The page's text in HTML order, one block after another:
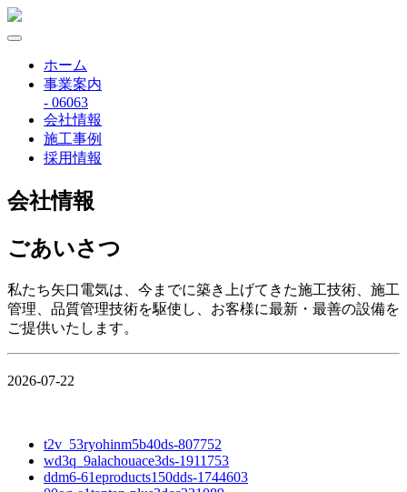
ホーム
事業案内
- 06063
会社情報
施工事例
採用情報
会社情報
ごあいさつ
私たち矢口電気は、今までに築き上げてきた施工技術、施工
管理、品質管理技術を駆使し、お客様に最新・最善の設備を
ご提供いたします。
2026-07-22
t2v_53ryohinm5b40ds-807752
wd3q_9alachouace3ds-1911753
ddm6-61eproducts150dds-1744603